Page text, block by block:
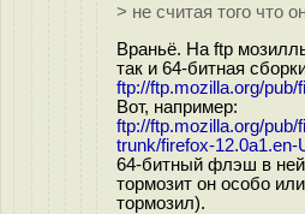
> не считая того что
Враньё. На ftp
так и 64-битная
ftp://ftp.mozilla.org/
Вот, например:
ftp://ftp.mozilla.org/pub/
trunk/firefox-12.0a1.en-
64-битный флэш в ней
тормозит он особо
тормозил).